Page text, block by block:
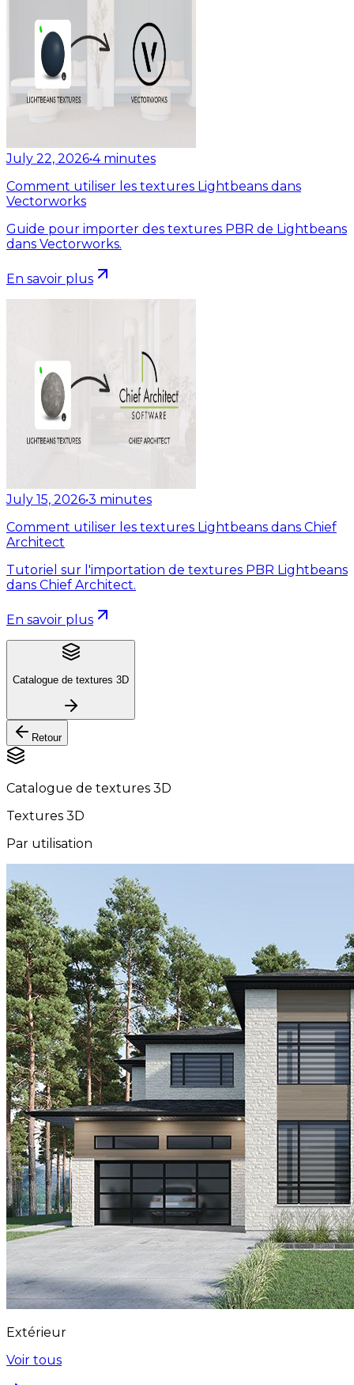
July 22, 2026•4 minutes
Comment utiliser les textures Lightbeans dans
Vectorworks
Guide pour importer des textures PBR de Lightbeans
dans Vectorworks.
En savoir plus
July 15, 2026•3 minutes
Comment utiliser les textures Lightbeans dans Chief
Architect
Tutoriel sur l'importation de textures PBR Lightbeans
dans Chief Architect.
En savoir plus
Catalogue de textures 3D
Retour
Catalogue de textures 3D
Textures 3D
Par utilisation
Extérieur
Voir tous